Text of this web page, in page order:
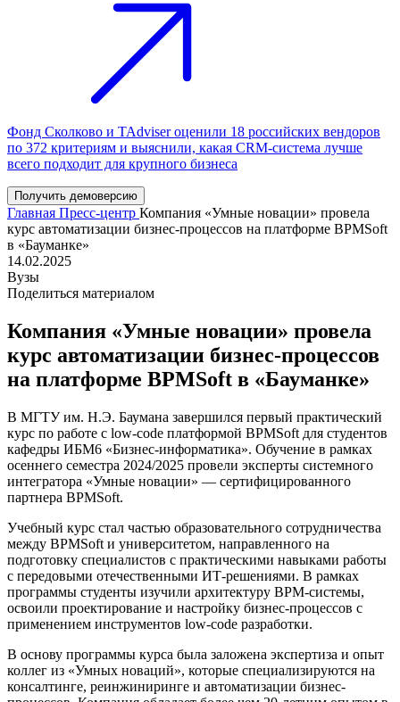
Фонд Сколково и TAdviser оценили 18 российских вендоров
по 372 критериям и выяснили, какая CRM-система лучше
всего подходит для крупного бизнеса
Получить демоверсию
Главная Пресс-центр Компания «Умные новации» провела
курс автоматизации бизнес-процессов на платформе BPMSoft
в «Бауманке»
14.02.2025
Вузы
Поделиться материалом
Компания «Умные новации» провела
курс автоматизации бизнес-процессов
на платформе BPMSoft в «Бауманке»
В МГТУ им. Н.Э. Баумана завершился первый практический
курс по работе с low-code платформой BPMSoft для студентов
кафедры ИБМ6 «Бизнес-информатика». Обучение в рамках
осеннего семестра 2024/2025 провели эксперты системного
интегратора «Умные новации» — сертифицированного
партнера BPMSoft.
Учебный курс стал частью образовательного сотрудничества
между BPMSoft и университетом, направленного на
подготовку специалистов с практическими навыками работы
с передовыми отечественными ИТ-решениями. В рамках
программы студенты изучили архитектуру BPM-системы,
освоили проектирование и настройку бизнес-процессов с
применением инструментов low-code разработки.
В основу программы курса была заложена экспертиза и опыт
коллег из «Умных новаций», которые специализируются на
консалтинге, реинжиниринге и автоматизации бизнес-